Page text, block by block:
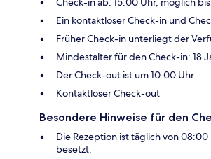
Ein kontaktloser Check-in und
Früher Check-in unterliegt der
Mindestalter für den Check-in: 18
Der Check-out ist um 10:00 Uhr
Kontaktloser Check-out
Besondere Hinweise für den
Die Rezeption ist täglich von
besetzt.